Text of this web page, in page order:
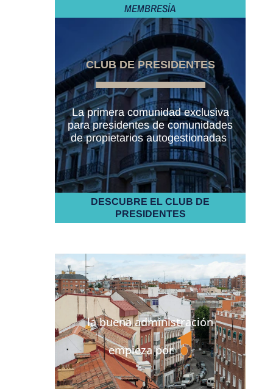
MEMBRESÍA
CLUB DE PRESIDENTES
La primera comunidad exclusiva
para presidentes de comunidades
de propietarios autogestionadas
DESCUBRE EL CLUB DE
PRESIDENTES
la buena administración
empieza por